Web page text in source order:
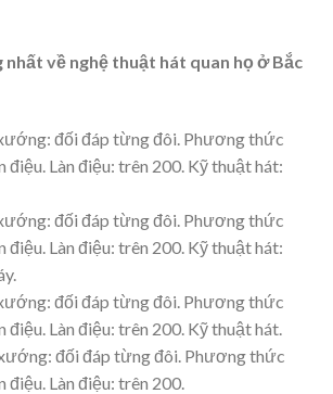
nhất về nghệ thuật hát quan họ ở Bắc
đối đáp từng đôi. Phương thức
Làn điệu: trên 200. Kỹ thuật hát:
đối đáp từng đôi. Phương thức
Làn điệu: trên 200. Kỹ thuật hát:
đối đáp từng đôi. Phương thức
Làn điệu: trên 200. Kỹ thuật hát.
đối đáp từng đôi. Phương thức
Làn điệu: trên 200.